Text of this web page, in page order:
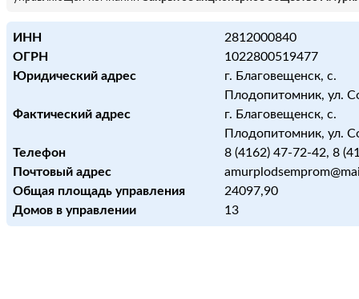
ИНН
2812000840
ОГРН
1022800519477
Юридический адрес
г. Благовещенск, с.
Плодопитомник, ул.
Фактический адрес
г. Благовещенск, с.
Плодопитомник, ул.
Телефон
8 (4162) 47-72-42, 8
Почтовый адрес
Общая площадь управления
24097,90
Домов в управлении
13